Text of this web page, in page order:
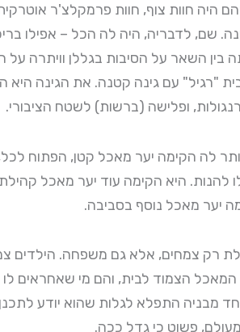
היה חוות צוף, חוות פרמקלצ'ר
שם, לדבריה, היה לה הכל – אפילו
בין השאר על הסיבות בגללן וויתרה על
ופלישה (ברשות) לשטח הציבורי.
לה הקימה יער מאכל קטן, הפתוח
להנות. היא הקימה עוד יער מאכל
יער מאכל נוסף בסביבה.
רק צמחים, אלא גם משפחה. הילדים
המאכל הצמוד לבית, והם מי שאחראים
מבניה התפלא לגלות שהוא יודע
פשוט כי גדל ככה.